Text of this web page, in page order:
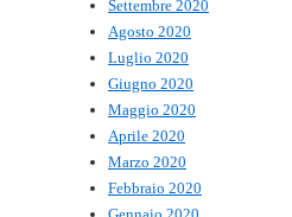
Settembre 2020
Agosto 2020
Luglio 2020
Giugno 2020
Maggio 2020
Aprile 2020
Marzo 2020
Febbraio 2020